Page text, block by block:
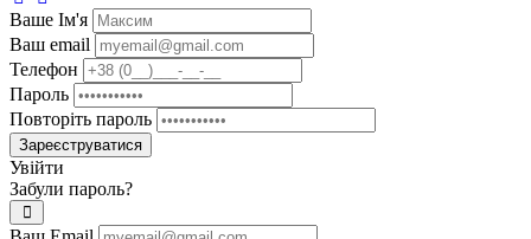
Ваше Iм'я
Ваш email
Телефон
Пароль
Повторіть пароль
Зареєструватися
Увійти
Забули пароль?